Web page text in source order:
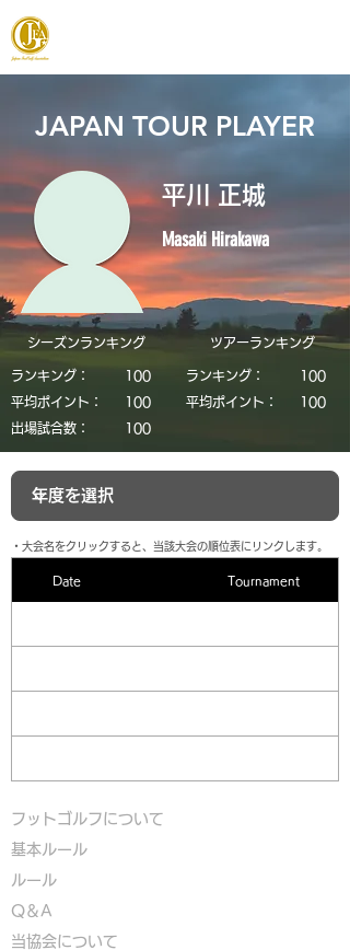
JAPAN TOUR PLAYER
平川 正城
Masaki Hirakawa
シーズンランキング
ランキング：
​100
平均ポイント：
​100
​出場試合数：
​100
​ツアーランキング
ランキング：
​100
平均ポイント：
​100
​・大会名をクリックすると、当該大会の順位表にリンクします。
Date Tournament
フットゴルフについて
基本ルール
ルール
Q＆A
​当協会について